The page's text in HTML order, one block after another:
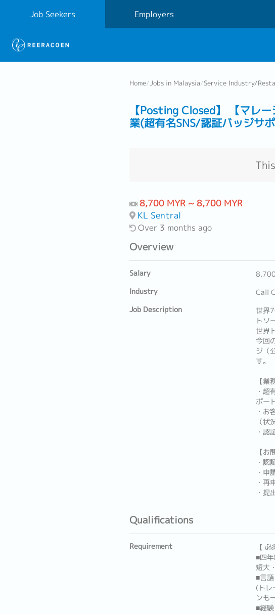
Job Seekers Employers
Home/Jobs in Malaysia/Service Industry/
【Posting Closed】 【マレ
業(超有名SNS/認証バッジサ
8,700 MYR ~ 8,700 MYR
KL Sentral
Over 3 months ago
Overview
Salary
Industry
Call
Job Description
世界
トソ
世界
今回
ジ（
す。
【業
・超
ポー
・お
（
・認
【お
・認
・申
・再
・提
Qualifications
Requirement
【 必
■四
短大
■言
(トレ
ンも
■経